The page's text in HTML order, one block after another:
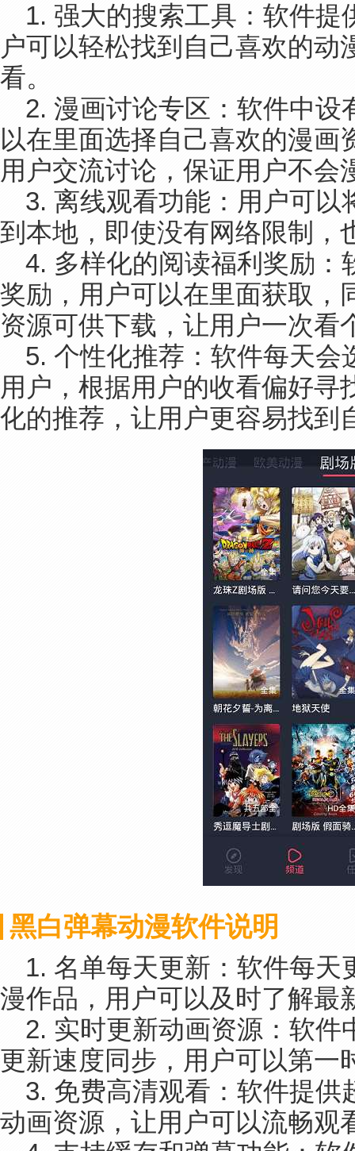
1. 强大的搜索工具：软件提
户可以轻松找到自己喜欢的动
看。
2. 漫画讨论专区：软件中设
以在里面选择自己喜欢的漫画
用户交流讨论，保证用户不会
3. 离线观看功能：用户可以
到本地，即使没有网络限制，
4. 多样化的阅读福利奖励：
奖励，用户可以在里面获取，
资源可供下载，让用户一次看
5. 个性化推荐：软件每天会
用户，根据用户的收看偏好寻
化的推荐，让用户更容易找到
黑白弹幕动漫软件说明
1. 名单每天更新：软件每天
漫作品，用户可以及时了解最
2. 实时更新动画资源：软件
更新速度同步，用户可以第一
3. 免费高清观看：软件提供
动画资源，让用户可以流畅观